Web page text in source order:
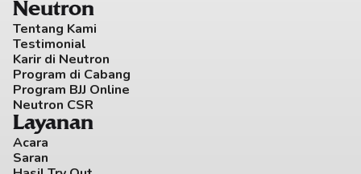
Neutron
Tentang Kami
Testimonial
Karir di Neutron
Program di Cabang
Program BJJ Online
Neutron CSR
Layanan
Acara
Saran